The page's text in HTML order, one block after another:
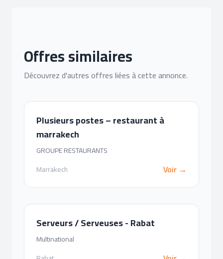
Offres similaires
Découvrez d'autres offres liées à cette annonce.
Plusieurs postes – restaurant à
marrakech
GROUPE RESTAURANTS
Marrakech
Voir →
Serveurs / Serveuses - Rabat
Multinational